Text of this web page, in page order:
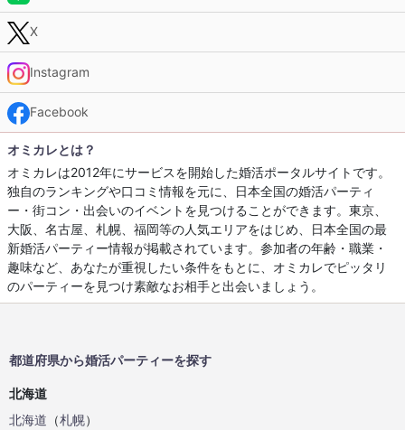
X
Instagram
Facebook
オミカレとは？
オミカレは2012年にサービスを開始した婚活ポータルサイトです。
独自のランキングや口コミ情報を元に、日本全国の婚活パーティ
ー・街コン・出会いのイベントを見つけることができます。東京、
大阪、名古屋、札幌、福岡等の人気エリアをはじめ、日本全国の最
新婚活パーティー情報が掲載されています。参加者の年齢・職業・
趣味など、あなたが重視したい条件をもとに、オミカレでピッタリ
のパーティーを見つけ素敵なお相手と出会いましょう。
都道府県から婚活パーティーを探す
北海道
北海道 （札幌）